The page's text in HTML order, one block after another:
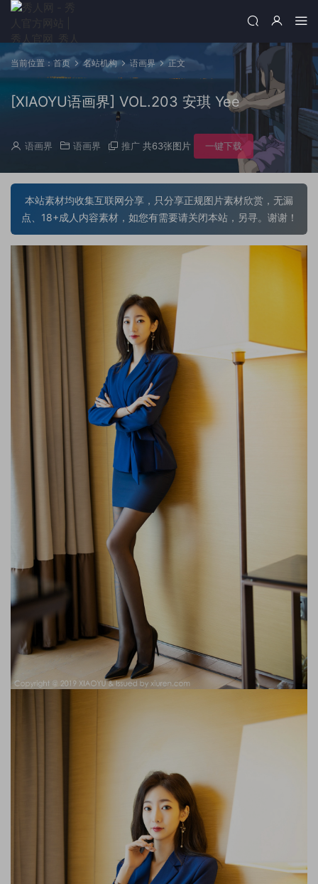
当前位置： 首页 名站机构 语画界 正文
[XIAOYU语画界] VOL.203 安琪 Yee
语画界 语画界 推广 共63张图片 一键下载
本站素材均收集互联网分享，只分享正规图片素材欣赏，无漏
点、18+成人内容素材，如您有需要请关闭本站，另寻。谢谢！